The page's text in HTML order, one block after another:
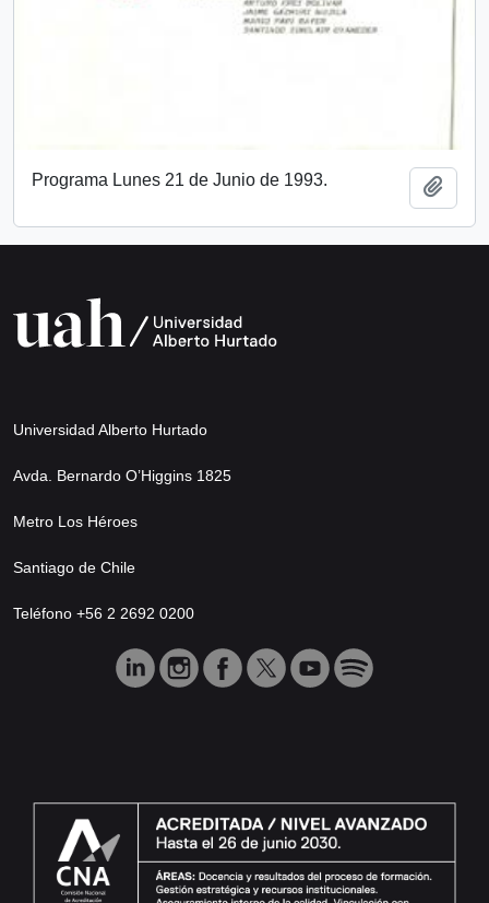
Programa Lunes 21 de Junio de 1993.
Universidad Alberto Hurtado
Avda. Bernardo O’Higgins 1825
Metro Los Héroes
Santiago de Chile
Teléfono +56 2 2692 0200